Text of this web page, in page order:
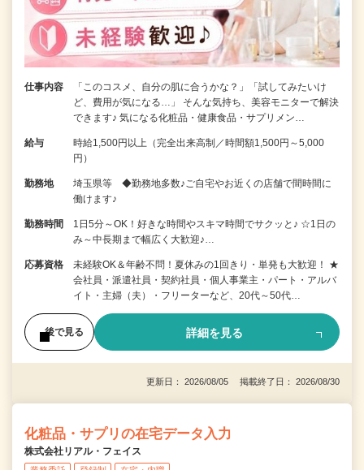
仕事内容
「このコスメ、自分の肌に合うかな？」「試してみたいけ
ど、費用が気になる…」 そんな気持ち、美容モニターで解決
できます♪ 気になる化粧品・健康食品・サプリメン…
給与
時給1,500円以上（完全出来高制／時間額1,500円～5,000
円）
勤務地
埼玉県等 ◆勤務地多数♪ご自宅やお近くの店舗で間時間に
働けます♪
勤務時間
1日5分～OK！好きな時間やスキマ時間でサクッと♪ ☆1日の
み～中長期まで幅広く大歓迎♪…
応募資格
未経験OK＆年齢不問！夏休みの1回きり・単発も大歓迎！ ★
会社員・派遣社員・契約社員・個人事業主・パート・アルバ
イト・主婦（夫）・フリーターなど、20代～50代…
後で見る 詳細を見る
更新日： 2026/08/05 掲載終了日： 2026/08/30
化粧品・サプリの在宅データ入力
株式会社リアル・フェイス